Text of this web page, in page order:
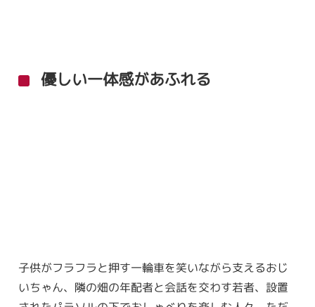
優しい一体感があふれる
子供がフラフラと押す一輪車を笑いながら支えるおじ
いちゃん、隣の畑の年配者と会話を交わす若者、設置